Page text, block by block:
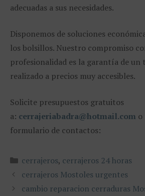
adecuadas a sus necesidades.
Disponemos de soluciones
los bolsillos. Nuestro compromiso
profesionalidad es la garantía de un
realizado a precios muy accesibles.
Solicite presupuestos gratuitos
a: cerrajeriabadra@hotmail.com o
formulario de contactos:
Categorías
cerrajeros, cerrajeros 24 horas
cerrajeros Mostoles urgentes
cambio reparacion cerraduras